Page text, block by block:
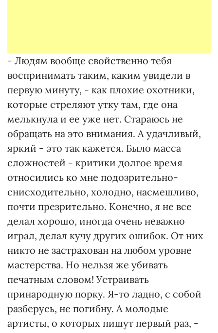
- Людям вообще свойственно тебя
воспринимать таким, каким увидели в
первую минуту, - как плохие охотники,
которые стреляют утку там, где она
мелькнула и ее уже нет. Стараюсь не
обращать на это внимания. А удачливый,
яркий - это так кажется. Было масса
сложностей - критики долгое время
относились ко мне подозрительно-
снисходительно, холодно, насмешливо,
почти презрительно. Конечно, я не все
делал хорошо, иногда очень неважно
играл, делал кучу других ошибок. От них
никто не застрахован на любом уровне
мастерства. Но нельзя же убивать
печатным словом! Устраивать
принародную порку. Я-то ладно, с собой
разберусь, не погибну. А молодые
артисты, о которых пишут первый раз, -